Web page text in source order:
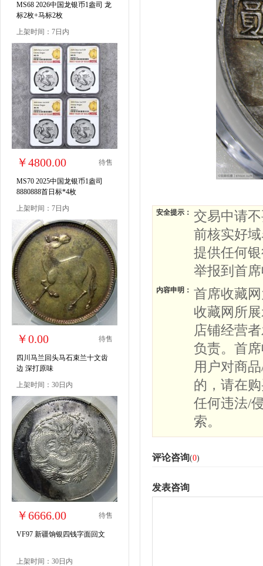
MS68 2026中国龙银币1盎司 龙
标2枚+马标2枚
上架时间：7日内
￥4800.00 待售
MS70 2025中国龙银币1盎司
8880888首日标*4枚
上架时间：7日内
￥0.00 待售
四川马兰回头马石束兰十文齿
边 深打原味
上架时间：30日内
￥6666.00 待售
VF97 新疆饷银四钱字面回文
上架时间：30日内
安全提示： 交易中请
前核实好
提供任何
举报到首
内容申明： 首席收藏
收藏网所
店铺经营
负责。首
用户对商
的，请在
任何违法/
索。
评论咨询(0)
发表咨询